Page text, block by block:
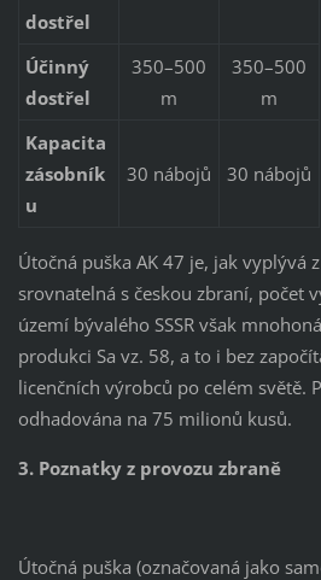
dostřel
Účinný
dostřel
350–500
m
350–500
m
Kapacita
zásobník
u
30 nábojů 30 nábojů
Útočná puška AK 47 je, jak vyplývá
srovnatelná s českou zbraní, počet
území bývalého SSSR však
produkci Sa vz. 58, a to i bez
licenčních výrobců po celém světě.
odhadována na 75 milionů kusů.
3. Poznatky z provozu zbraně
Útočná puška (označovaná jako